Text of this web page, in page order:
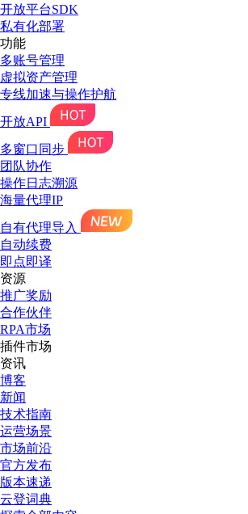
开放平台SDK
私有化部署
功能
多账号管理
虚拟资产管理
专线加速与操作护航
开放API
多窗口同步
团队协作
操作日志溯源
海量代理IP
自有代理导入
自动续费
即点即译
资源
推广奖励
合作伙伴
RPA市场
插件市场
资讯
博客
新闻
技术指南
运营场景
市场前沿
官方发布
版本速递
云登词典